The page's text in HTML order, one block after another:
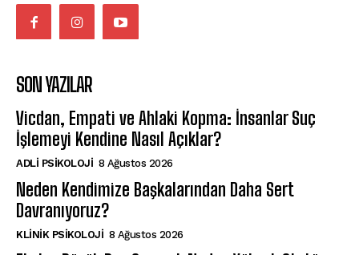
SON YAZILAR
Vicdan, Empati ve Ahlaki Kopma: İnsanlar Suç
İşlemeyi Kendine Nasıl Açıklar?
ADLI PSIKOLOJI 8 Ağustos 2026
Neden Kendimize Başkalarından Daha Sert
Davranıyoruz?
KLINIK PSIKOLOJI 8 Ağustos 2026